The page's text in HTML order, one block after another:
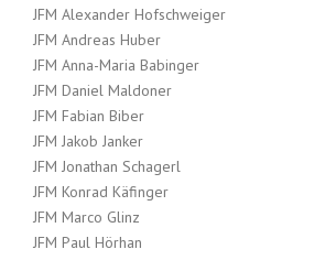
JFM Alexander Hofschweiger
JFM Andreas Huber
JFM Anna-Maria Babinger
JFM Daniel Maldoner
JFM Fabian Biber
JFM Jakob Janker
JFM Jonathan Schagerl
JFM Konrad Käfinger
JFM Marco Glinz
JFM Paul Hörhan